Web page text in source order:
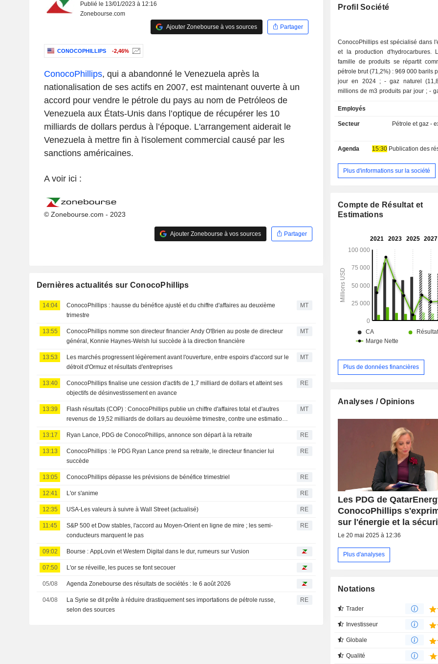
Publié le 13/01/2023 à 12:16
Zonebourse.com
Ajouter Zonebourse à vos sources
Partager
CONOCOPHILLIPS -2,46%
ConocoPhillips, qui a abandonné le Venezuela après la
nationalisation de ses actifs en 2007, est maintenant ouverte à un
accord pour vendre le pétrole du pays au nom de Petróleos de
Venezuela aux États-Unis dans l’optique de récupérer les 10
milliards de dollars perdus à l’époque. L'arrangement aiderait le
Venezuela à mettre fin à l'isolement commercial causé par les
sanctions américaines.
A voir ici :
© Zonebourse.com - 2023
Ajouter Zonebourse à vos sources Partager
Dernières actualités sur ConocoPhillips
14:04
ConocoPhillips : hausse du bénéfice ajusté et du chiffre d'affaires au deuxième
trimestre
MT
13:55
ConocoPhillips nomme son directeur financier Andy O'Brien au poste de directeur
général, Konnie Haynes-Welsh lui succède à la direction financière
MT
13:53
Les marchés progressent légèrement avant l'ouverture, entre espoirs d'accord sur le
détroit d'Ormuz et résultats d'entreprises
MT
13:40
ConocoPhillips finalise une cession d'actifs de 1,7 milliard de dollars et atteint ses
objectifs de désinvestissement en avance
RE
13:39
Flash résultats (COP) : ConocoPhillips publie un chiffre d'affaires total et d'autres
revenus de 19,52 milliards de dollars au deuxième trimestre, contre une estimation
MT
13:17 Ryan Lance, PDG de ConocoPhillips, annonce son départ à la retraite RE
13:13
ConocoPhillips : le PDG Ryan Lance prend sa retraite, le directeur financier lui
succède
RE
13:05 ConocoPhillips dépasse les prévisions de bénéfice trimestriel RE
12:41 L'or s'anime RE
12:35 USA-Les valeurs à suivre à Wall Street (actualisé) RE
11:45
S&P 500 et Dow stables, l'accord au Moyen-Orient en ligne de mire ; les semi-
conducteurs marquent le pas
RE
09:02 Bourse : AppLovin et Western Digital dans le dur, rumeurs sur Vusion
07:50 L'or se réveille, les puces se font secouer
05/08 Agenda Zonebourse des résultats de sociétés : le 6 août 2026
04/08
La Syrie se dit prête à réduire drastiquement ses importations de pétrole russe,
selon des sources
RE
Profil Société
ConocoPhillips est spécialisé dans
et la production d'hydrocarbures.
famille de produits se répartit
pétrole brut (71,2%) : 969 000 barils
jour en 2024 ; - gaz naturel (11,8%) : 62,3
millions de m3 produits par jour ; - gaz naturels
jour ; - autres (11,7%). La répartition
géographique du CA est la suivante
(79,4%), Canada (6,2%),
(1,7%), Malaisie (1,7%) et autres
Employés
Secteur
Pétrole et gaz -
Agenda 15:30Publication des résultats
Plus d'informations sur la société
Compte de Résultat et
Estimations
Plus de données financières
Analyses / Opinions
Les PDG de
ConocoPhillips
sur l'énergie et la
Le 20 mai 2025 à 12:36
Plus d'analyses
Notations
Trader
Investisseur
Globale
Qualité